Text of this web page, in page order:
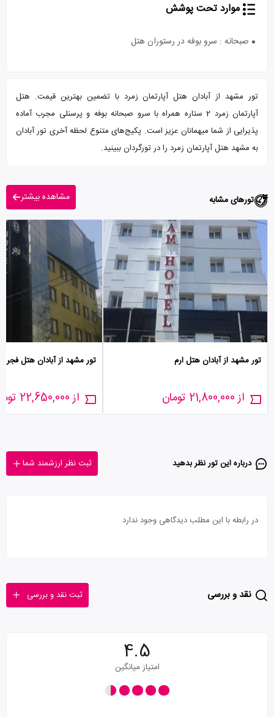
موارد تحت پوشش
صبحانه : سرو بوفه در رستوران هتل
تور مشهد از آبادان هتل آپارتمان زمرد با تضمین بهترین قیمت. هتل
آپارتمان زمرد 2 ستاره همراه با سرو صبحانه بوفه و پرسنلی مجرب آماده
پذیرایی از شما میهمانان عزیز است. پکیج‌های متنوع لحظه آخری تور آبادان
به مشهد هتل آپارتمان زمرد را در تورگردان ببینید.
تورهای مشابه مشاهده بیشتر
تور مشهد از آبادان هتل ارم
از 21,800,000 تومان
تور مشهد از آبادان هتل فجر
از 22,650,000 تومان
درباره این تور‌ نظر بدهید ثبت نظر ارزشمند شما
در رابطه با این مطلب دیدگاهی وجود ندارد
نقد و بررسی ثبت نقد و بررسی
4.5
امتیاز میانگین